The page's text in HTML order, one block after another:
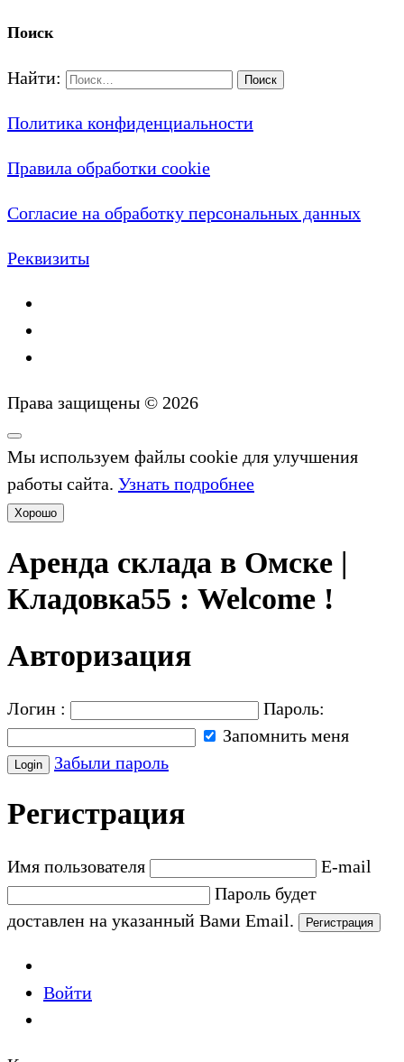
Поиск
Найти:
Политика конфиденциальности
Правила обработки cookie
Согласие на обработку персональных данных
Реквизиты
Права защищены © 2026
Мы используем файлы cookie для улучшения
работы сайта. Узнать подробнее
Хорошо
Аренда склада в Омске |
Кладовка55 : Welcome !
Авторизация
Логин :
Пароль:
Запомнить меня
Забыли пароль
Регистрация
Имя пользователя
E-mail
Пароль будет
доставлен на указанный Вами Email.
Войти